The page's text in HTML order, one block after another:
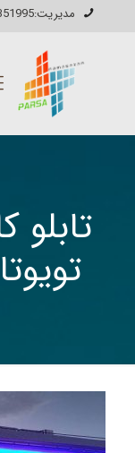
مدیریت:09124351995
تابلو